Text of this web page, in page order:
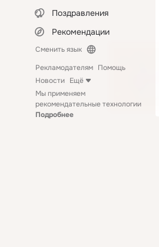
Поздравления
Рекомендации
Сменить язык
Рекламодателям Помощь
Новости Ещё
Мы применяем
рекомендательные технологии
Подробнее